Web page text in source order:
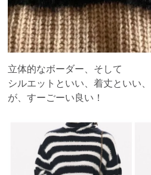
立体的なボーダー、そして
シルエットといい、着丈といい
が、すーごーい良い！